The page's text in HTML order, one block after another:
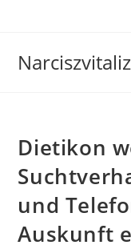
Dietikon
und
Auskunft